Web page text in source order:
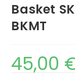
Basket
BKMT
45,00